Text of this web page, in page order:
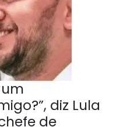
diz Lula
de